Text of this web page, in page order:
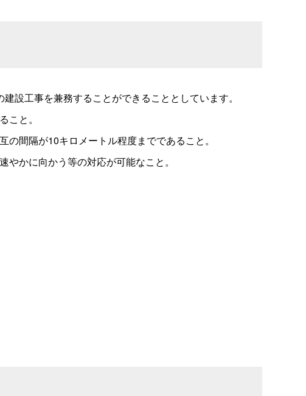
設工事を兼務することができることとしています。
こと。
間隔が10キロメートル程度までであること。
かに向かう等の対応が可能なこと。